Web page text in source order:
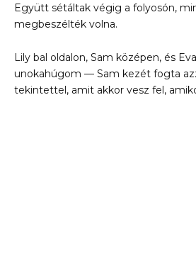
Együtt sétáltak végig a folyosón,
megbeszélték volna.
Lily bal oldalon, Sam középen, és
unokahúgom — Sam kezét fogta
tekintettel, amit akkor vesz fel,